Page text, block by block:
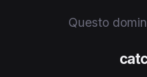
Questo